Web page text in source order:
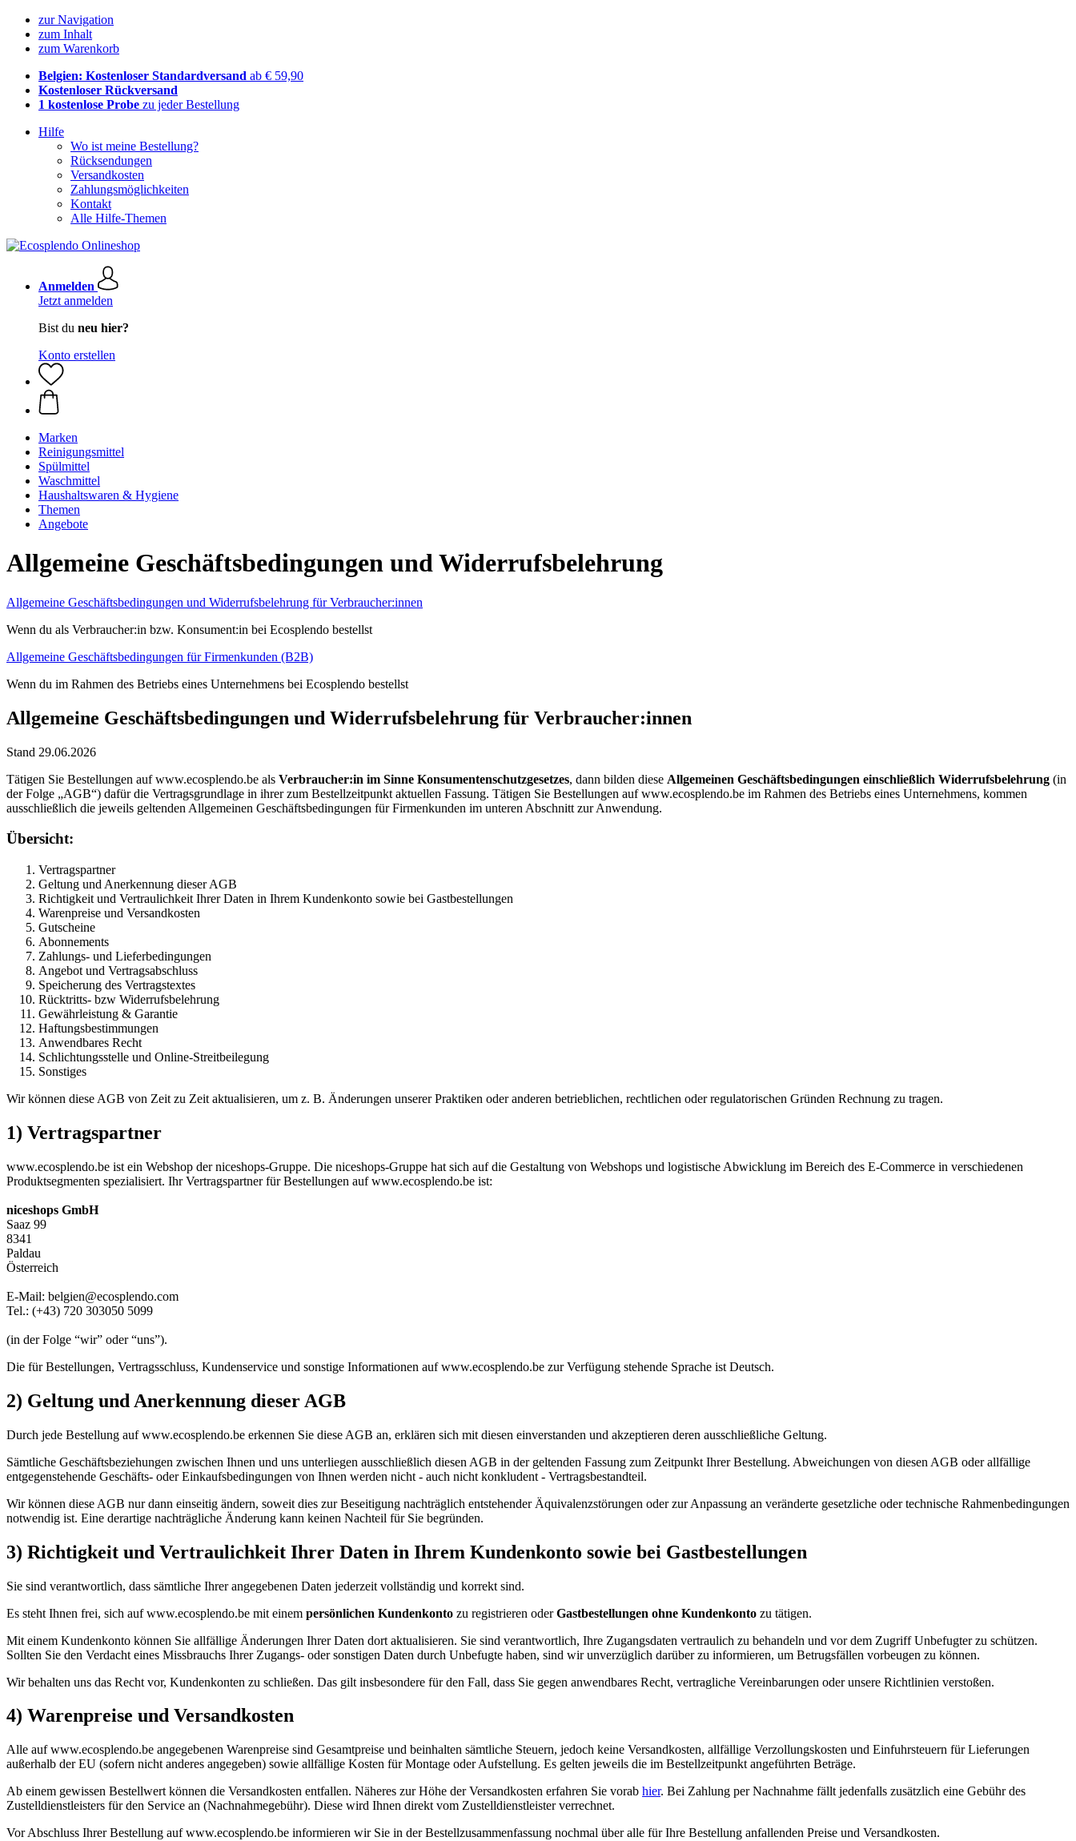
zur Navigation
zum Inhalt
zum Warenkorb
Belgien: Kostenloser Standardversand ab € 59,90
Kostenloser Rückversand
1 kostenlose Probe zu jeder Bestellung
Hilfe
Wo ist meine Bestellung?
Rücksendungen
Versandkosten
Zahlungsmöglichkeiten
Kontakt
Alle Hilfe-Themen
Anmelden
Jetzt anmelden
Bist du neu hier?
Konto erstellen
Marken
Reinigungsmittel
Spülmittel
Waschmittel
Haushaltswaren & Hygiene
Themen
Angebote
Allgemeine Geschäftsbedingungen und Widerrufsbelehrung
Allgemeine Geschäftsbedingungen und Widerrufsbelehrung für Verbraucher:innen
Wenn du als Verbraucher:in bzw. Konsument:in bei Ecosplendo bestellst
Allgemeine Geschäftsbedingungen für Firmenkunden (B2B)
Wenn du im Rahmen des Betriebs eines Unternehmens bei Ecosplendo bestellst
Allgemeine Geschäftsbedingungen und Widerrufsbelehrung für Verbraucher:innen
Stand 29.06.2026
Tätigen Sie Bestellungen auf www.ecosplendo.be als Verbraucher:in im Sinne Konsumentenschutzgesetzes, dann bilden diese Allgemeinen Geschäftsbedingungen einschließlich Widerrufsbelehrung (in
der Folge „AGB“) dafür die Vertragsgrundlage in ihrer zum Bestellzeitpunkt aktuellen Fassung. Tätigen Sie Bestellungen auf www.ecosplendo.be im Rahmen des Betriebs eines Unternehmens, kommen
ausschließlich die jeweils geltenden Allgemeinen Geschäftsbedingungen für Firmenkunden im unteren Abschnitt zur Anwendung.
Übersicht:
Vertragspartner
Geltung und Anerkennung dieser AGB
Richtigkeit und Vertraulichkeit Ihrer Daten in Ihrem Kundenkonto sowie bei Gastbestellungen
Warenpreise und Versandkosten
Gutscheine
Abonnements
Zahlungs- und Lieferbedingungen
Angebot und Vertragsabschluss
Speicherung des Vertragstextes
Rücktritts- bzw Widerrufsbelehrung
Gewährleistung & Garantie
Haftungsbestimmungen
Anwendbares Recht
Schlichtungsstelle und Online-Streitbeilegung
Sonstiges
Wir können diese AGB von Zeit zu Zeit aktualisieren, um z. B. Änderungen unserer Praktiken oder anderen betrieblichen, rechtlichen oder regulatorischen Gründen Rechnung zu tragen.
1) Vertragspartner
www.ecosplendo.be ist ein Webshop der niceshops-Gruppe. Die niceshops-Gruppe hat sich auf die Gestaltung von Webshops und logistische Abwicklung im Bereich des E-Commerce in verschiedenen
Produktsegmenten spezialisiert. Ihr Vertragspartner für Bestellungen auf www.ecosplendo.be ist:
niceshops GmbH
Saaz 99
8341
Paldau
Österreich
E-Mail: belgien@ecosplendo.com
Tel.: (+43) 720 303050 5099
(in der Folge “wir” oder “uns”).
Die für Bestellungen, Vertragsschluss, Kundenservice und sonstige Informationen auf www.ecosplendo.be zur Verfügung stehende Sprache ist Deutsch.
2) Geltung und Anerkennung dieser AGB
Durch jede Bestellung auf www.ecosplendo.be erkennen Sie diese AGB an, erklären sich mit diesen einverstanden und akzeptieren deren ausschließliche Geltung.
Sämtliche Geschäftsbeziehungen zwischen Ihnen und uns unterliegen ausschließlich diesen AGB in der geltenden Fassung zum Zeitpunkt Ihrer Bestellung. Abweichungen von diesen AGB oder allfällige
entgegenstehende Geschäfts- oder Einkaufsbedingungen von Ihnen werden nicht - auch nicht konkludent - Vertragsbestandteil.
Wir können diese AGB nur dann einseitig ändern, soweit dies zur Beseitigung nachträglich entstehender Äquivalenzstörungen oder zur Anpassung an veränderte gesetzliche oder technische Rahmenbedingungen
notwendig ist. Eine derartige nachträgliche Änderung kann keinen Nachteil für Sie begründen.
3) Richtigkeit und Vertraulichkeit Ihrer Daten in Ihrem Kundenkonto sowie bei Gastbestellungen
Sie sind verantwortlich, dass sämtliche Ihrer angegebenen Daten jederzeit vollständig und korrekt sind.
Es steht Ihnen frei, sich auf www.ecosplendo.be mit einem persönlichen Kundenkonto zu registrieren oderGastbestellungen ohne Kundenkonto zu tätigen.
Mit einem Kundenkonto können Sie allfällige Änderungen Ihrer Daten dort aktualisieren. Sie sind verantwortlich, Ihre Zugangsdaten vertraulich zu behandeln und vor dem Zugriff Unbefugter zu schützen.
Sollten Sie den Verdacht eines Missbrauchs Ihrer Zugangs- oder sonstigen Daten durch Unbefugte haben, sind wir unverzüglich darüber zu informieren, um Betrugsfällen vorbeugen zu können.
Wir behalten uns das Recht vor, Kundenkonten zu schließen. Das gilt insbesondere für den Fall, dass Sie gegen anwendbares Recht, vertragliche Vereinbarungen oder unsere Richtlinien verstoßen.
4) Warenpreise und Versandkosten
Alle auf www.ecosplendo.be angegebenen Warenpreise sind Gesamtpreise und beinhalten sämtliche Steuern, jedoch keine Versandkosten, allfällige Verzollungskosten und Einfuhrsteuern für Lieferungen
außerhalb der EU (sofern nicht anderes angegeben) sowie allfällige Kosten für Montage oder Aufstellung. Es gelten jeweils die im Bestellzeitpunkt angeführten Beträge.
Ab einem gewissen Bestellwert können die Versandkosten entfallen. Näheres zur Höhe der Versandkosten erfahren Sie vorab hier. Bei Zahlung per Nachnahme fällt jedenfalls zusätzlich eine Gebühr des
Zustelldienstleisters für den Service an (Nachnahmegebühr). Diese wird Ihnen direkt vom Zustelldienstleister verrechnet.
Vor Abschluss Ihrer Bestellung auf www.ecosplendo.be informieren wir Sie in der Bestellzusammenfassung nochmal über alle für Ihre Bestellung anfallenden Preise und Versandkosten.